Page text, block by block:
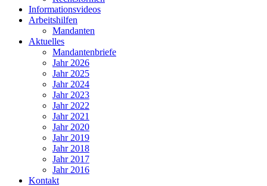
Informationsvideos
Arbeitshilfen
Mandanten
Aktuelles
Mandantenbriefe
Jahr 2026
Jahr 2025
Jahr 2024
Jahr 2023
Jahr 2022
Jahr 2021
Jahr 2020
Jahr 2019
Jahr 2018
Jahr 2017
Jahr 2016
Kontakt